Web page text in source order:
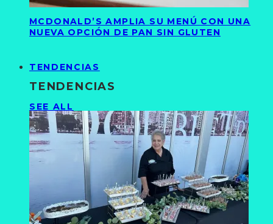
MCDONALD’S AMPLIA SU MENÚ CON UNA
NUEVA OPCIÓN DE PAN SIN GLUTEN
TENDENCIAS
TENDENCIAS
SEE ALL